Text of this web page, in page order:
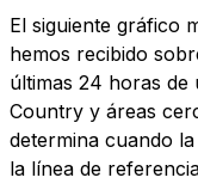
El siguiente gráfico
hemos recibido
últimas 24 horas de
Country y áreas
determina cuando
la línea de